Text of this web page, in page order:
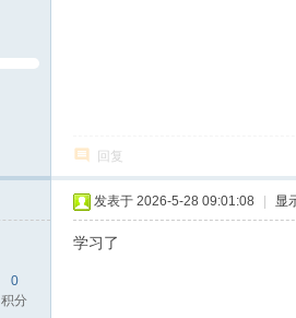
回复
0
积分
发表于 2026-5-28 09:01:08 显
学习了